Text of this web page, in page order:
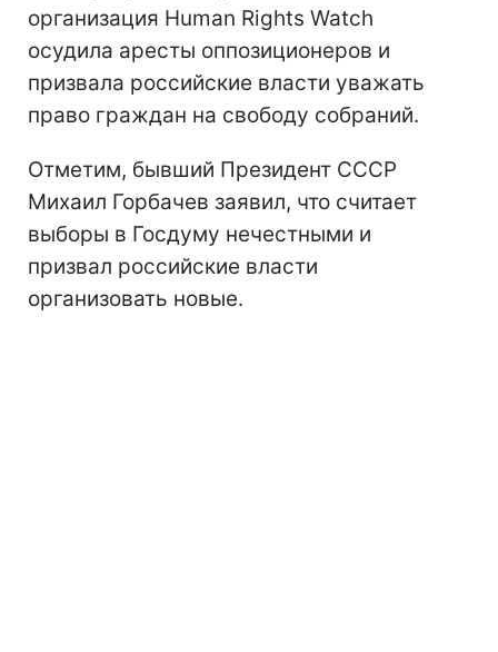
организация Human Rights Watch
осудила аресты оппозиционеров и
призвала российские власти уважать
право граждан на свободу собраний.
Отметим, бывший Президент СССР
Михаил Горбачев заявил, что считает
выборы в Госдуму нечестными и
призвал российские власти
организовать новые.